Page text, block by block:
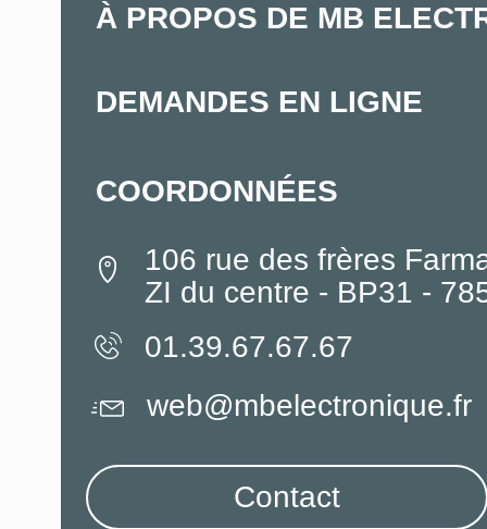
À PROPOS DE MB
DEMANDES EN LIGNE
COORDONNÉES
106 rue des frères
ZI du centre - BP31 -
01.39.67.67.67
web@mbelectronique.fr
Contact